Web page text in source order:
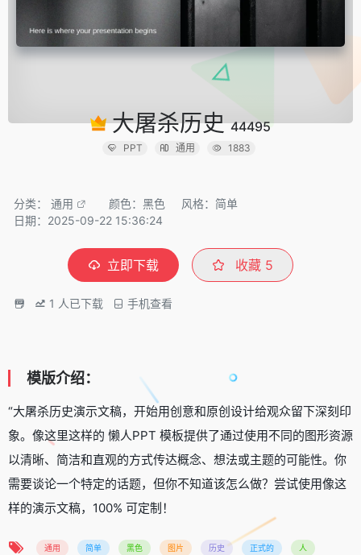
大屠杀历史44495
PPT 通用 1883
分类： 通用 颜色：黑色
风格：简单
日期：2025-09-22 15:36:24
立即下载 收藏 5
1 人已下载 手机查看
模版介绍：
“大屠杀历史演示文稿，开始用创意和原创设计给观众留下深刻印
象。像这里这样的 懒人PPT 模板提供了通过使用不同的图形资源
以清晰、简洁和直观的方式传达概念、想法或主题的可能性。你
需要谈论一个特定的话题，但你不知道该怎么做？尝试使用像这
样的演示文稿，100% 可定制！
通用 简单 黑色 图片 历史 正式的 人